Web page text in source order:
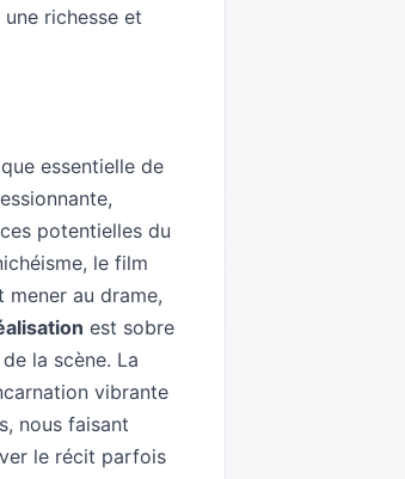
richesse et
essentielle de
potentielles du
le film
au drame,
est sobre
la scène. La
vibrante
nous faisant
le récit parfois